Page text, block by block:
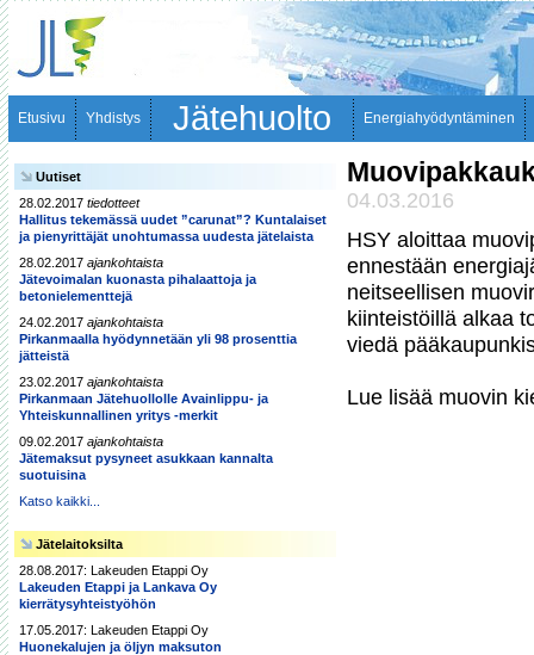
Etusivu Yhdistys Jätehuolto Energiahyödyntäminen
Uutiset
28.02.2017 tiedotteet
Hallitus tekemässä uudet ”carunat”? Kuntalaiset
ja pienyrittäjät unohtumassa uudesta jätelaista
28.02.2017 ajankohtaista
Jätevoimalan kuonasta pihalaattoja ja
betonielementtejä
24.02.2017 ajankohtaista
Pirkanmaalla hyödynnetään yli 98 prosenttia
jätteistä
23.02.2017 ajankohtaista
Pirkanmaan Jätehuollolle Avainlippu- ja
Yhteiskunnallinen yritys -merkit
09.02.2017 ajankohtaista
Jätemaksut pysyneet asukkaan kannalta
suotuisina
Katso kaikki...
Jätelaitoksilta
28.08.2017: Lakeuden Etappi Oy
Lakeuden Etappi ja Lankava Oy
kierrätysyhteistyöhön
17.05.2017: Lakeuden Etappi Oy
Huonekalujen ja öljyn maksuton
04.03.2016
HSY aloittaa
ennestään
neitseellisen
kiinteistöillä alkaa
viedä
Lue lisää muovin